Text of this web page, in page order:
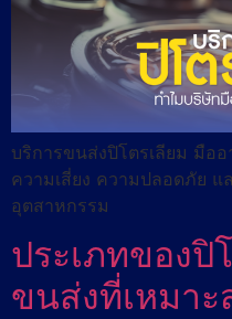
บริการขนส่งปิโตรเลียม มือ
ความเสี่ยง ความปลอดภัย แ
อุตสาหกรรม
ประเภทของปิ
ขนส่งที่เหมาะ